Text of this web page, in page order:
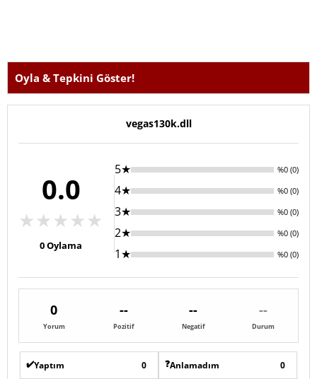
Oyla & Tepkini Göster!
vegas130k.dll
0.0
★★★★★
0Oylama
5★ %0 (0)
4★ %0 (0)
3★ %0 (0)
2★ %0 (0)
1★ %0 (0)
0
Yorum
--
Pozitif
--
Negatif
--
Durum
✔️Yaptım 0 ❓Anlamadım 0